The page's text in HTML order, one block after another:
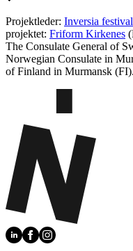
Projektleder: Inversia festival
projektet: Friform Kirkenes
The Consulate General of
Norwegian Consulate in
of Finland in Murmansk (FI).